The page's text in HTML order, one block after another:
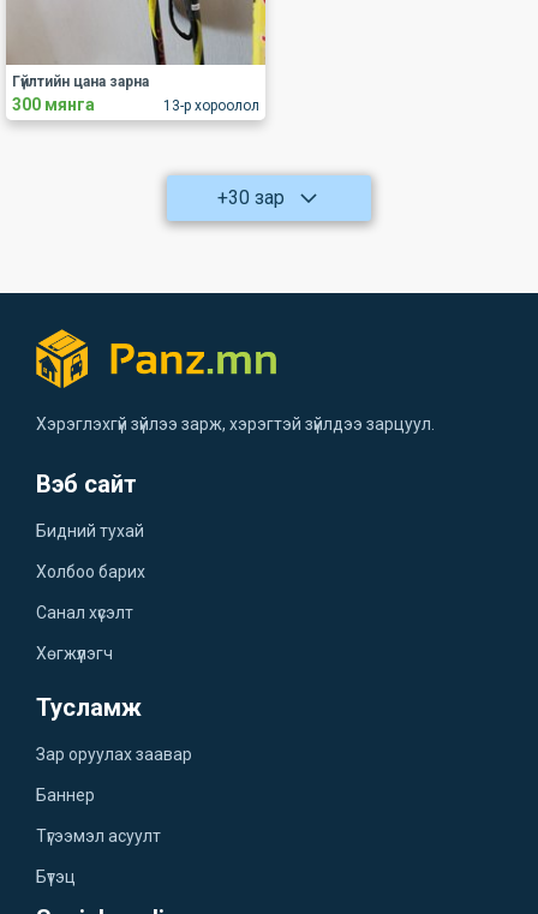
13-р хороолол
Гүйлтийн цана зарна
300 мянга
+30 зар
Хэрэглэхгүй зүйлээ зарж, хэрэгтэй зүйлдээ зарцуул.
Вэб сайт
Бидний тухай
Холбоо барих
Санал хүсэлт
Хөгжүүлэгч
Тусламж
Зар оруулах заавар
Баннер
Түгээмэл асуулт
Бүтэц